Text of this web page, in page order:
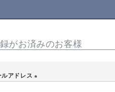
がお済みのお客様
ルアドレス